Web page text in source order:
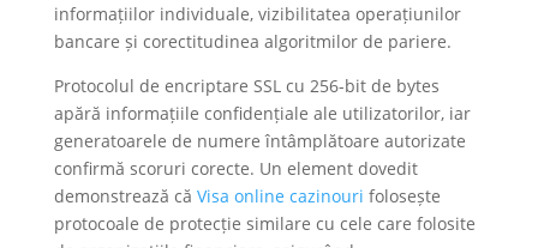
informațiilor individuale, vizibilitatea operațiunilor
bancare și corectitudinea algoritmilor de pariere.
Protocolul de encriptare SSL cu 256-bit de bytes
apără informațiile confidențiale ale utilizatorilor, iar
generatoarele de numere întâmplătoare autorizate
confirmă scoruri corecte. Un element dovedit
demonstrează că Visa online cazinouri folosește
protocoale de protecție similare cu cele care folosite